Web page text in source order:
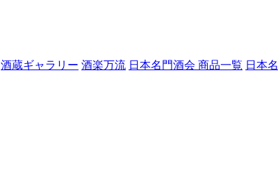
酒蔵ギャラリー 酒楽万流 日本名門酒会 商品一覧 日本